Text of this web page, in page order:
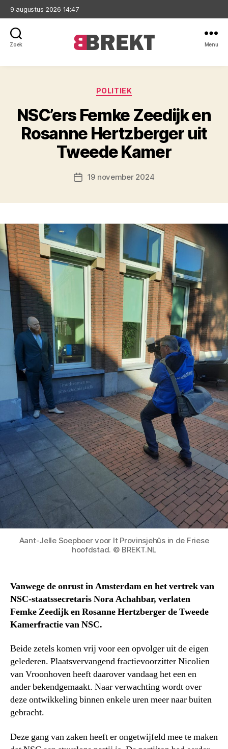
9 augustus 2026 14:47
Zoek Menu
Categorieën
POLITIEK
NSC’ers Femke Zeedijk en
Rosanne Hertzberger uit
Tweede Kamer
Berichtdatum
19 november 2024
Aant-Jelle Soepboer voor It Provinsjehûs in de Friese
hoofdstad. © BREKT.NL
Vanwege de onrust in Amsterdam en het vertrek van
NSC-staatssecretaris Nora Achahbar, verlaten
Femke Zeedijk en Rosanne Hertzberger de Tweede
Kamerfractie van NSC.
Beide zetels komen vrij voor een opvolger uit de eigen
gelederen. Plaatsvervangend fractievoorzitter Nicolien
van Vroonhoven heeft daarover vandaag het een en
ander bekendgemaakt. Naar verwachting wordt over
deze ontwikkeling binnen enkele uren meer naar buiten
gebracht.
Deze gang van zaken heeft er ongetwijfeld mee te maken